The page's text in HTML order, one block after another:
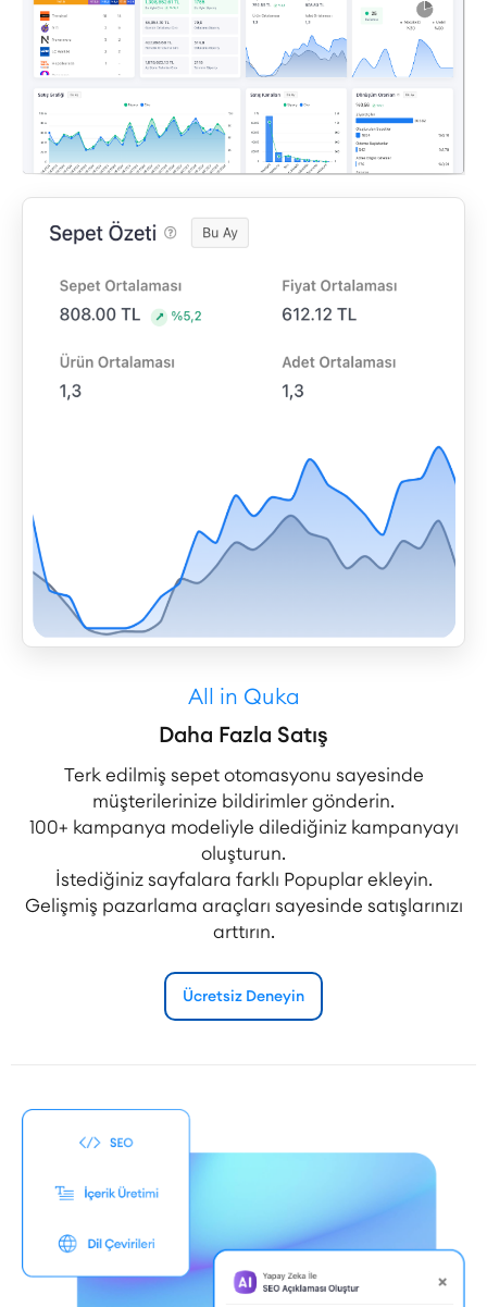
All in Quka
Daha Fazla Satış
Terk edilmiş sepet otomasyonu sayesinde
müşterilerinize bildirimler gönderin.
100+ kampanya modeliyle dilediğiniz kampanyayı
oluşturun.
İstediğiniz sayfalara farklı Popuplar ekleyin.
Gelişmiş pazarlama araçları sayesinde satışlarınızı
arttırın.
Ücretsiz Deneyin